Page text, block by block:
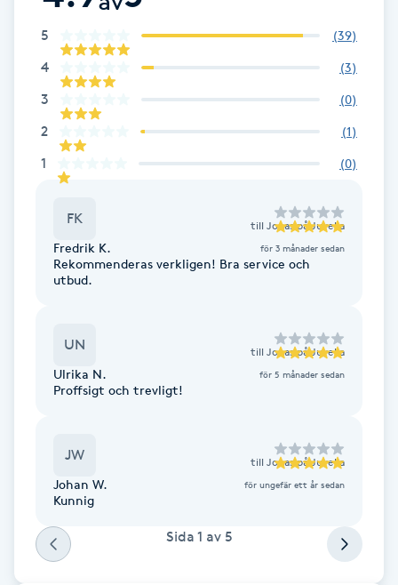
Celluliter
Coachning
Color correction
Cryoterapi
Damklippning
Extensions
Extensions borttagning
Eyeliner-tatuering
5 (39)
4 (3)
3 (0)
2 (1)
1 (0)
FK till Jonas på Juvelia
Fredrik K. för 3 månader sedan
Rekommenderas verkligen! Bra service och
utbud.
UN till Jonas på Juvelia
Ulrika N. för 5 månader sedan
Proffsigt och trevligt!
JW till Jonas på Juvelia
Johan W. för ungefär ett år sedan
Kunnig
Sida 1 av 5